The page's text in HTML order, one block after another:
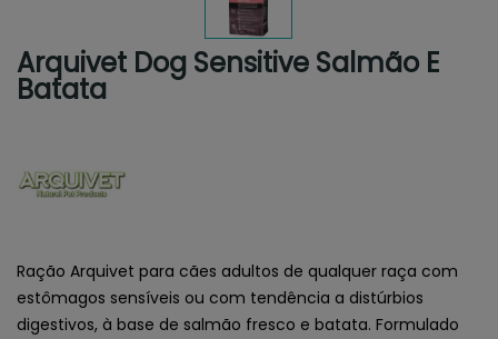
Arquivet Dog Sensitive Salmão E
Batata
Ração Arquivet para cães adultos de qualquer raça com
estômagos sensíveis ou com tendência a distúrbios
digestivos, à base de salmão fresco e batata. Formulado